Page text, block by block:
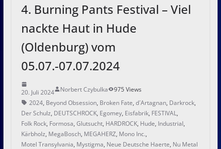
4. Burning Pants Festival – Viel
nackte Haut in Hude
(Oldenburg) vom
05.07.-07.07.2024
20. Juli 2024 Norbert Czybulka
975 Views
2024, Beyond Obsession, Broken Fate, d´Artagnan, Darkrock,
Der Schulz, DEUTSCHROCK, Egomey, Eisfabrik, FESTIVAL,
Folk Rock, Formosa, Glutsucht, HARDROCK, Hude, Industrial,
Kärbholz, MegaBosch, MEGAHERZ, Mono Inc.,
Motel Transylvania, Mystigma, Neue Deutsche Haerte, Nu Metal